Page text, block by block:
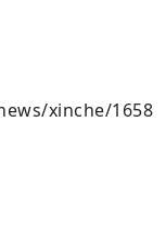
xinche/1658